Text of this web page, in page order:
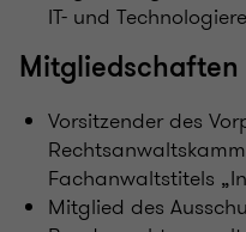
IT- und
Mitgliedschaften
Vorsitzender des
Fachanwaltstitels
Mitglied des